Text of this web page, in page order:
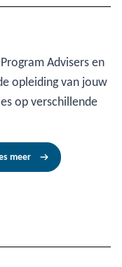
Advisers en
opleiding van jouw
op verschillende
meer